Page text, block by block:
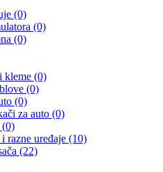
(0)
(0)
(0)
kleme (0)
(0)
(0)
za auto (0)
(0)
razne uređaje (10)
(22)